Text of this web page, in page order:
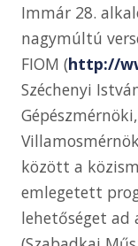
Immár 28.
nagymúltú
FIOM (http://
Széchenyi
között a
emlegetett
lehetőséget ad